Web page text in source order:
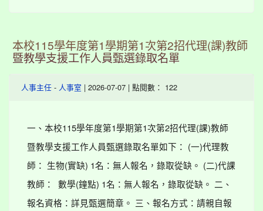
本校115學年度第1學期第1次第2招代理(課)教師
暨教學支援工作人員甄選錄取名單
人事主任 - 人事室 | 2026-07-07 | 點閱數： 122
一、本校115學年度第1學期第1次第2招代理(課)教師
暨教學支援工作人員甄選錄取名單如下： (一)代理教
師： 生物(實缺) 1名：無人報名，錄取從缺。 (二)代課
教師： 數學(鐘點) 1名：無人報名，錄取從缺。 二、
報名資格：詳見甄選簡章。 三、報名方式：請親自報